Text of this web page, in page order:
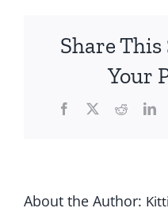
Share This
Your
About the Author: